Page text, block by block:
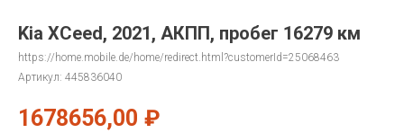
Kia XCeed, 2021, АКПП, пробег 16279 км
https://home.mobile.de/home/redirect.html?customerId=25068463
Артикул: 445836040
1678656,00 ₽